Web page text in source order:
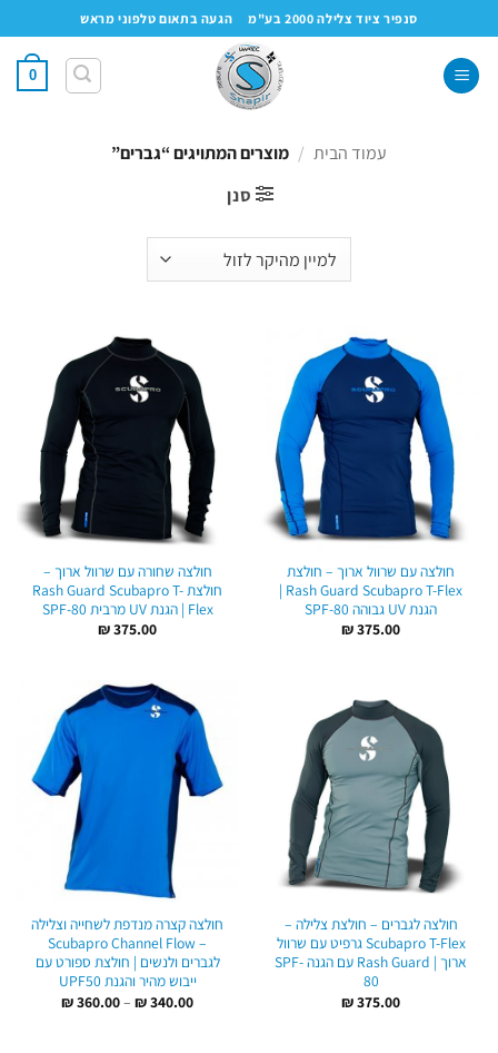
to
content
סנפיר ציוד צלילה 2000 בע"מ הגעה בתאום טלפוני מראש
0
עמוד הבית / מוצרים המתויגים “גברים”
סנן
חולצה עם שרוול ארוך – חולצת
Rash Guard Scubapro T-Flex |
הגנת UV גבוהה SPF-80
₪375.00
חולצה שחורה עם שרוול ארוך –
חולצת Rash Guard Scubapro T-
Flex | הגנת UV מרבית SPF-80
₪375.00
חולצה לגברים – חולצת צלילה –
Scubapro T-Flex גרפיט עם שרוול
ארוך | Rash Guard עם הגנה SPF-
80
₪375.00
חולצה קצרה מנדפת לשחייה וצלילה
– Scubapro Channel Flow
לגברים ולנשים | חולצת ספורט עם
ייבוש מהיר והגנת UPF50
₪340.00
–
₪360.00 טווח